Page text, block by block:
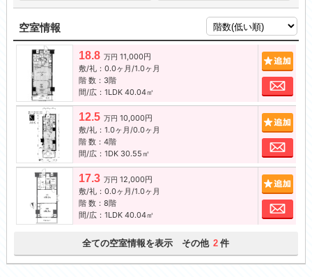
空室情報
18.8 万円 11,000円
敷/礼：0.0ヶ月/1.0ヶ月
階 数：3階
間/広：1LDK 40.04㎡
お
12.5 万円 10,000円
敷/礼：1.0ヶ月/0.0ヶ月
階 数：4階
間/広：1DK 30.55㎡
お
17.3 万円 12,000円
敷/礼：0.0ヶ月/1.0ヶ月
階 数：8階
間/広：1LDK 40.04㎡
お
全ての空室情報を表示 その他 2 件